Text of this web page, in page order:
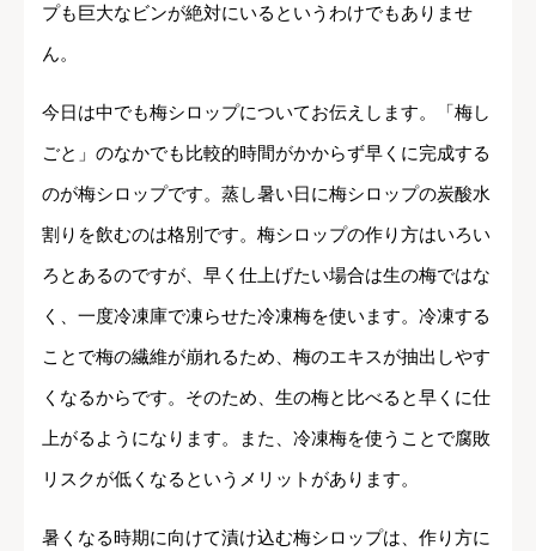
プも巨大なビンが絶対にいるというわけでもありませ
ん。
今日は中でも梅シロップについてお伝えします。「梅し
ごと」のなかでも比較的時間がかからず早くに完成する
のが梅シロップです。蒸し暑い日に梅シロップの炭酸水
割りを飲むのは格別です。梅シロップの作り方はいろい
ろとあるのですが、早く仕上げたい場合は生の梅ではな
く、一度冷凍庫で凍らせた冷凍梅を使います。冷凍する
ことで梅の繊維が崩れるため、梅のエキスが抽出しやす
くなるからです。そのため、生の梅と比べると早くに仕
上がるようになります。また、冷凍梅を使うことで腐敗
リスクが低くなるというメリットがあります。
暑くなる時期に向けて漬け込む梅シロップは、作り方に